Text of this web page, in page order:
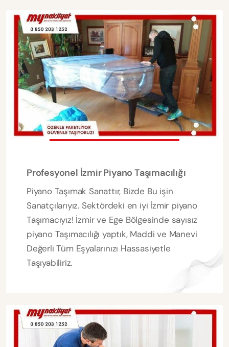
Profesyonel İzmir Piyano Taşımacılığı
Piyano Taşımak Sanattır, Bizde Bu işin
Sanatçılarıyız. Sektördeki en iyi İzmir piyano
Taşımacıyız! İzmir ve Ege Bölgesinde sayısız
piyano Taşımacılığı yaptık, Maddi ve Manevi
Değerli Tüm Eşyalarınızı Hassasiyetle
Taşıyabiliriz.